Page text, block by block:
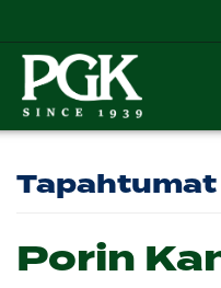
Tapahtumat
Porin